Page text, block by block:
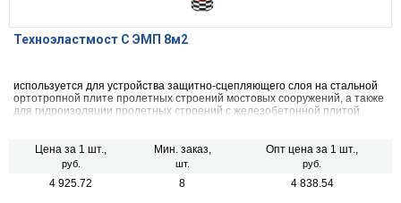
Техноэластмост С ЭМП 8м2
используется для устройства защитно-сцепляющего слоя на стальной
ортотропной плите пролетных строений мостовых сооружений, а также
для гидроизоляции пролетных строений с железобетонной плитой
с температурой до 230 °С.
Цена за 1 шт.,
руб.
Мин. заказ,
шт.
Опт цена за 1 шт.,
руб.
4 925.72 8 4 838.54